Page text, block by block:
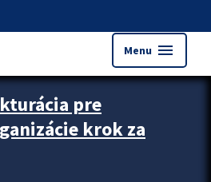
Menu menu
pre
krok za